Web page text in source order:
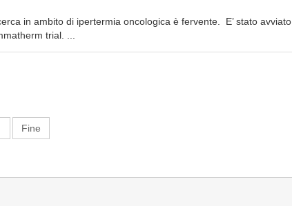
in ambito di ipertermia oncologica è fervente. E’ stato avviato
trial. ...
Fine